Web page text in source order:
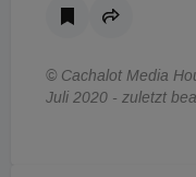
© Cachalot Media
Juli 2020 - zuletzt